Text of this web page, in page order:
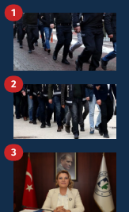
1
2
3